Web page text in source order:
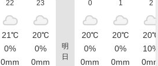
22 23
明
日
0 1
2
21℃ 20℃ 20℃ 20℃ 20
0% 0% 0% 0% 10
0mm 0mm 0mm 0mm 0